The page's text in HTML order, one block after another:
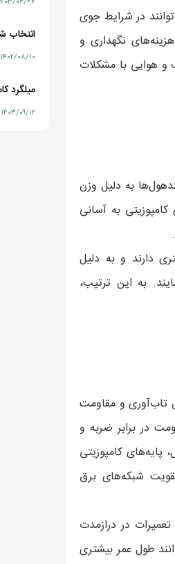
در شرایط جوی
نگهداری و
و هوایی با مشکلات
به دلیل وزن
به آسانی
دارند و به دلیل
به این ترتیب،
تاب‌آوری و مقاومت
در برابر ضربه و
پایه‌های کامپوزیتی
شبکه‌های برق
در درازمدت
طول عمر بیشتری
انتخاب
۱۴۰۲/۰۸/۱۰
میلگرد
۱۴۰۳/۰۹/۱۲